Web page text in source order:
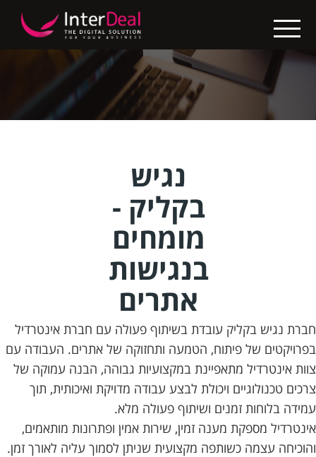
X
בין
לקוחותינו
בניית
בלוג
אודותינו
צור
קשר
נגיש
בקליק -
מומחים
בנגישות
אתרים
חברת נגיש בקליק עובדת בשיתוף פעולה עם חברת אינטרדיל
בפרויקטים של פיתוח, הטמעה ותחזוקה של אתרים. העבודה עם
צוות אינטרדיל מתאפיינת במקצועיות גבוהה, הבנה עמוקה של
צרכים טכנולוגיים ויכולת לבצע עבודה מדויקת ואיכותית, תוך
עמידה בלוחות זמנים ושיתוף פעולה מלא.
אינטרדיל מספקת מענה זמין, שירות אמין ופתרונות מותאמים,
והוכיחה עצמה כשותפה מקצועית שניתן לסמוך עליה לאורך זמן.